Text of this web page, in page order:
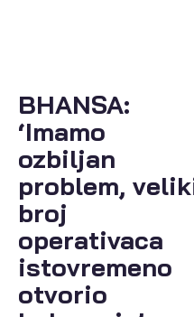
BHANSA:
‘Imamo
ozbiljan
problem,
broj
operativaca
istovremeno
otvorio